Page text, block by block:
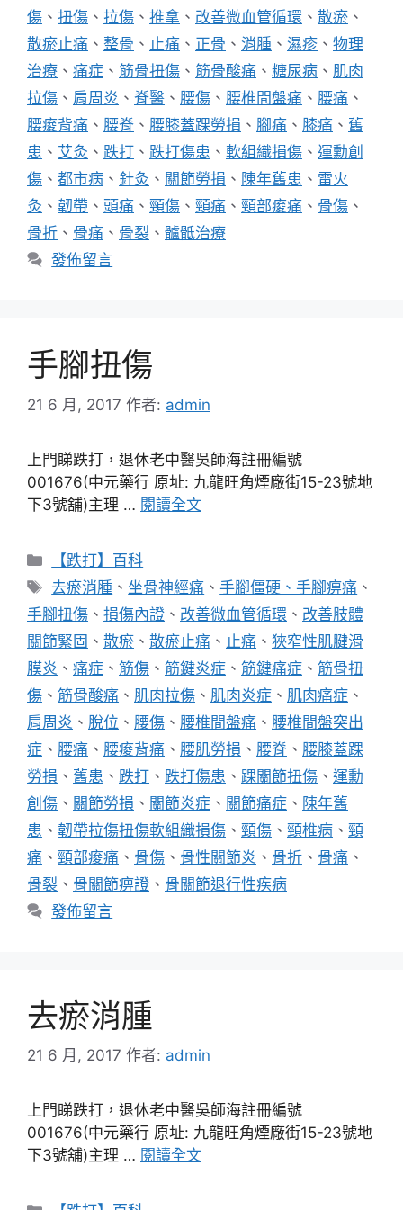
傷 、 扭傷 、 拉傷 、 推拿 、 改善微血管循環 、 散瘀 、
散瘀止痛 、 整骨 、 止痛 、 正骨 、 消腫 、 濕疹 、 物理
治療 、 痛症 、 筋骨扭傷 、 筋骨酸痛 、 糖尿病 、 肌肉
拉傷 、 肩周炎 、 脊醫 、 腰傷 、 腰椎間盤痛 、 腰痛 、
腰痠背痛 、 腰脊 、 腰膝蓋踝勞損 、 腳痛 、 膝痛 、 舊
患 、 艾灸 、 跌打 、 跌打傷患 、 軟組織損傷 、 運勳創
傷 、 都市病 、 針灸 、 關節勞損 、 陳年舊患 、 雷火
灸 、 韌帶 、 頭痛 、 頸傷 、 頸痛 、 頸部痠痛 、 骨傷 、
骨折 、 骨痛 、 骨裂 、 髗骶治療
發佈留言
手腳扭傷
21 6 月, 2017 作者: admin
上門睇跌打，退休老中醫吳師海註冊編號
001676(中元藥行 原址: 九龍旺角煙廠街15-23號地
下3號舖)主理 … 閱讀全文
分
類
【跌打】百科
標
籤
去瘀消腫 、坐骨神經痛 、手腳僵硬、手腳痹痛 、
手腳扭傷 、 損傷內證 、 改善微血管循環 、 改善肢體
關節緊固 、 散瘀 、 散瘀止痛 、 止痛 、 狹窄性肌腱滑
膜炎 、 痛症 、 筋傷 、 筋鍵炎症 、 筋鍵痛症 、 筋骨扭
傷 、 筋骨酸痛 、 肌肉拉傷 、 肌肉炎症 、 肌肉痛症 、
肩周炎 、 脫位 、 腰傷 、 腰椎間盤痛 、 腰椎間盤突出
症 、 腰痛 、 腰痠背痛 、 腰肌勞損 、 腰脊 、 腰膝蓋踝
勞損 、 舊患 、 跌打 、 跌打傷患 、 踝關節扭傷 、 運勳
創傷 、 關節勞損 、 關節炎症 、 關節痛症 、 陳年舊
患 、 韌帶拉傷扭傷軟組織損傷 、 頸傷 、 頸椎病 、 頸
痛 、 頸部痠痛 、 骨傷 、 骨性關節炎 、 骨折 、 骨痛 、
骨裂 、 骨關節痹證 、 骨關節退行性疾病
發佈留言
去瘀消腫
21 6 月, 2017 作者: admin
上門睇跌打，退休老中醫吳師海註冊編號
001676(中元藥行 原址: 九龍旺角煙廠街15-23號地
下3號舖)主理 … 閱讀全文